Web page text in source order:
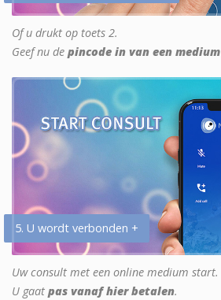
Of u drukt op toets 2.
Geef nu de pincode in van een medium
5. U wordt verbonden +
Uw consult met een online medium start.
U gaat pas vanaf hier betalen.